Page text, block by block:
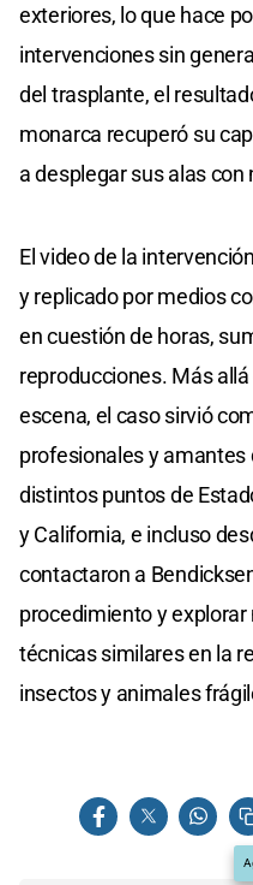
exteriores, lo que hace
intervenciones sin
del trasplante, el
monarca recuperó su
a desplegar sus alas con
El video de la
y replicado por medios
en cuestión de horas,
reproducciones. Más
escena, el caso sirvió
profesionales y amantes
distintos puntos de
y California, e incluso
contactaron a
procedimiento y
técnicas similares en la
insectos y animales